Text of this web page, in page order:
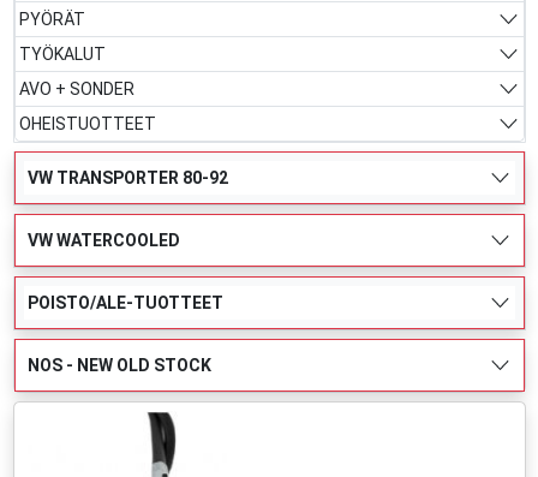
PYÖRÄT
TYÖKALUT
AVO + SONDER
OHEISTUOTTEET
VW TRANSPORTER 80-92
VW WATERCOOLED
POISTO/ALE-TUOTTEET
NOS - NEW OLD STOCK